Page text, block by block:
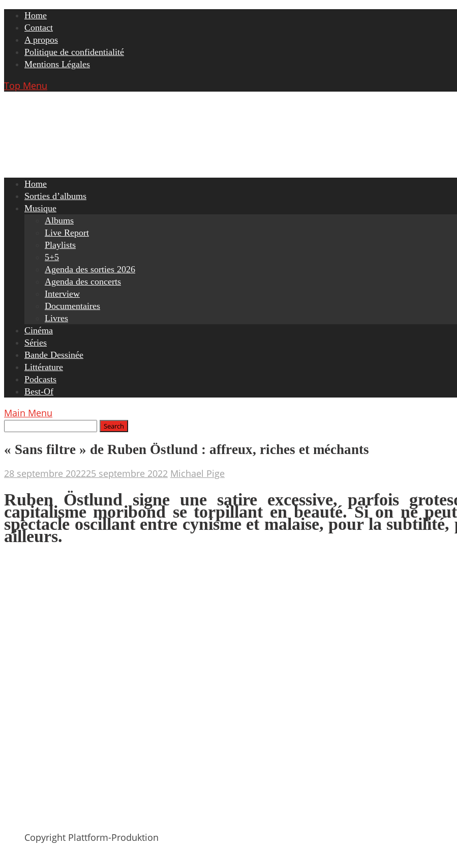
Skip
content
Home
Contact
A propos
Politique de confidentialité
Mentions Légales
Top Menu
Home
Sorties d’albums
Musique
Albums
Live Report
Playlists
5+5
Agenda des sorties 2026
Agenda des concerts
Interview
Documentaires
Livres
Cinéma
Séries
Bande Dessinée
Littérature
Podcasts
Best-Of
Main Menu
« Sans filtre » de Ruben Östlund : affreux, riches et méchants
28 septembre 202225 septembre 2022 Michael Pige
Ruben Östlund signe une satire excessive, parfois
capitalisme moribond se torpillant en beauté. Si on ne
spectacle oscillant entre cynisme et malaise,pour la subtilité,
ailleurs.
Copyright Plattform-Produktion